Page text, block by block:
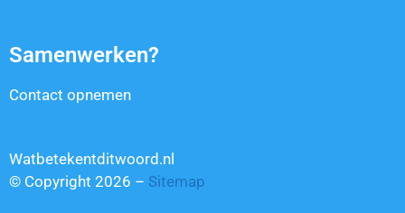
Samenwerken?
Contact opnemen
Watbetekentditwoord.nl
© Copyright 2026 – Sitemap